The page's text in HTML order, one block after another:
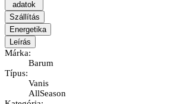
adatok
Szállítás
Energetika
Leírás
Márka:
Barum
Típus:
Vanis
AllSeason